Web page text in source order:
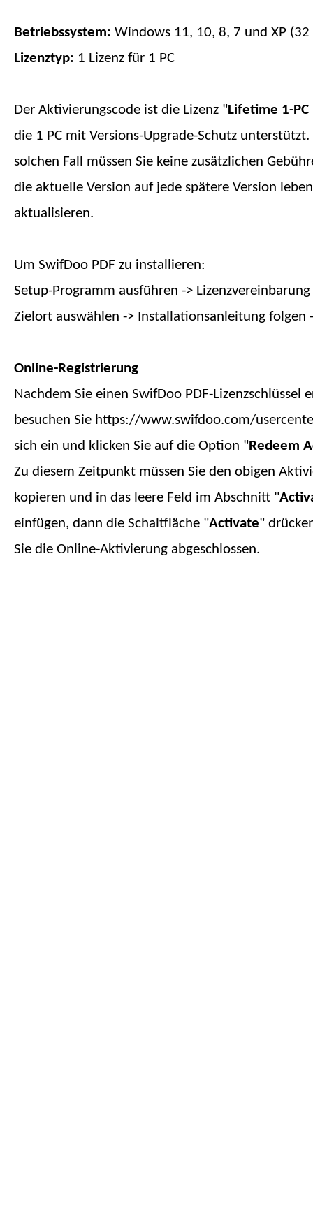
Betriebssystem: Windows 11, 10, 8, 7 und XP
Lizenztyp: 1 Lizenz für 1 PC
Der Aktivierungscode ist die Lizenz "Lifetime 1-PC
die 1 PC mit Versions-Upgrade-Schutz
solchen Fall müssen Sie keine zusätzlichen
die aktuelle Version auf jede spätere Version
aktualisieren.
Um SwifDoo PDF zu installieren:
Setup-Programm ausführen ->
Zielort auswählen -> Installationsanleitung folgen
Online-Registrierung
Nachdem Sie einen SwifDoo PDF-Lizenzschlüssel
besuchen Sie https://www.swifdoo.com/
sich ein und klicken Sie auf die Option "Redeem
Zu diesem Zeitpunkt müssen Sie den obigen
kopieren und in das leere Feld im Abschnitt "
einfügen, dann die Schaltfläche "Activate"
Sie die Online-Aktivierung abgeschlossen.